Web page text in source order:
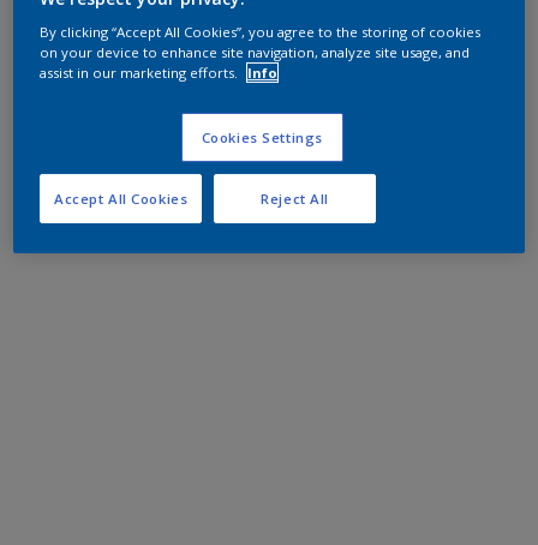
By clicking “Accept All Cookies”, you agree to the storing of cookies
on your device to enhance site navigation, analyze site usage, and
assist in our marketing efforts.
Info
Cookies Settings
Reject All
Accept All Cookies